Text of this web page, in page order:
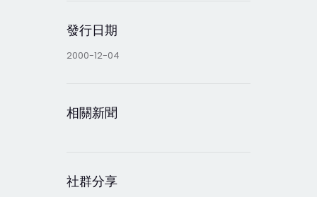
發行日期
2000-12-04
相關新聞
社群分享